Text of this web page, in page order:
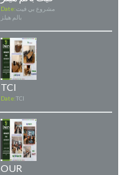
Date:مشروع بي فيت
بالم هيلز
TCI
Date:TCI
OUR